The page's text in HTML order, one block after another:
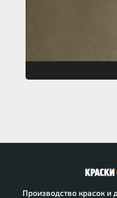
Производство красок и